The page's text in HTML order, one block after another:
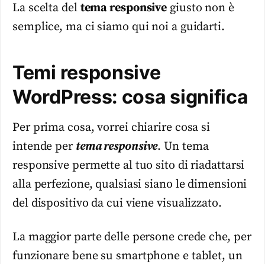
La scelta del temaresponsive giusto non è
semplice, ma ci siamo qui noi a guidarti.
Temi responsive
WordPress: cosa significa
Per prima cosa, vorrei chiarire cosa si
intende per tema responsive. Un tema
responsive permette al tuo sito di riadattarsi
alla perfezione, qualsiasi siano le dimensioni
del dispositivo da cui viene visualizzato.
La maggior parte delle persone crede che, per
funzionare bene su smartphone e tablet, un